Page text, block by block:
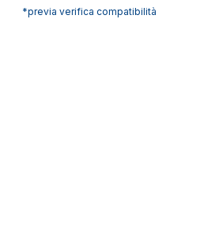
*previa verifica compatibilità